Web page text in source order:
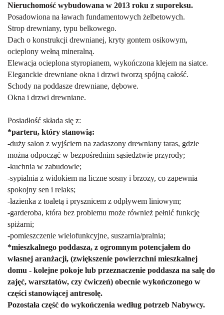
Nieruchomość wybudowana w 2013 roku z suporeksu.
Posadowiona na ławach fundamentowych żelbetowych.
Strop drewniany, typu belkowego.
Dach o konstrukcji drewnianej, kryty gontem osikowym,
ocieplony wełną mineralną.
Elewacja ocieplona styropianem, wykończona klejem na siatce.
Eleganckie drewniane okna i drzwi tworzą spójną całość.
Schody na poddasze drewniane, dębowe.
Okna i drzwi drewniane.
Posiadłość składa się z:
*parteru, który stanowią:
-duży salon z wyjściem na zadaszony drewniany taras, gdzie
można odpocząć w bezpośrednim sąsiedztwie przyrody;
-kuchnia w zabudowie;
-sypialnia z widokiem na liczne sosny i brzozy, co zapewnia
spokojny sen i relaks;
-łazienka z toaletą i prysznicem z odpływem liniowym;
-garderoba, która bez problemu może również pełnić funkcję
spiżarni;
-pomieszczenie wielofunkcyjne, suszarnia/pralnia;
*mieszkalnego poddasza, z ogromnym potencjałem do
własnej aranżacji, (zwiększenie powierzchni mieszkalnej
domu - kolejne pokoje lub przeznaczenie poddasza na salę do
zajęć, warsztatów, czy ćwiczeń) obecnie wykończonego w
części stanowiącej antresolę.
Pozostała część do wykończenia według potrzeb Nabywcy.